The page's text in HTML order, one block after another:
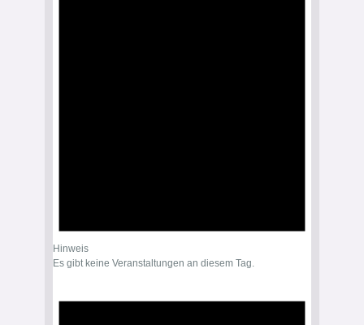
Hinweis
Es gibt keine Veranstaltungen an diesem Tag.